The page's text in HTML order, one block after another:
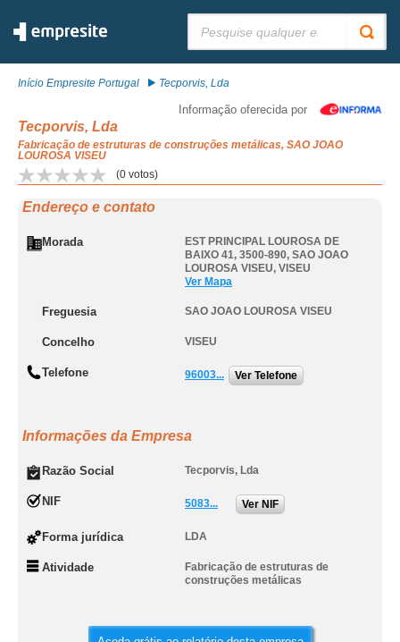
Início Empresite Portugal Tecporvis, Lda
Informação oferecida por
Tecporvis, Lda
Fabricação de estruturas de construções metálicas, SAO JOAO
LOUROSA VISEU
(0 votos)
Endereço e contato
Morada
EST PRINCIPAL LOUROSA DE
BAIXO 41, 3500-890, SAO JOAO
LOUROSA VISEU, VISEU
Ver Mapa
Freguesia SAO JOAO LOUROSA VISEU
Concelho VISEU
Telefone 96003... Ver Telefone
Informações da Empresa
Razão Social Tecporvis, Lda
NIF 5083... Ver NIF
Forma jurídica LDA
Atividade
Fabricação de estruturas de
construções metálicas